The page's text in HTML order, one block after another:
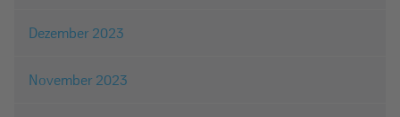
Dezember 2023
November 2023